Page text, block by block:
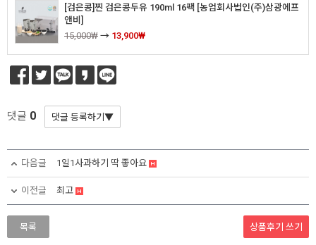
[검은콩]찐 검은콩두유 190ml 16팩 [농업회사법인(주)삼광에프
앤비]
15,000₩ → 13,900₩
댓글 0
다음글 1일1사과하기 딱 좋아요
이전글 최고
목록 상품후기 쓰기